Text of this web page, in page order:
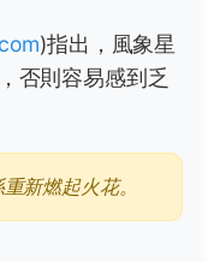
)指出，風象星
否則容易感到乏
新燃起火花。